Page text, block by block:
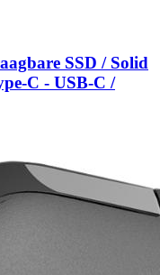
SSD / Solid
C - USB-C /